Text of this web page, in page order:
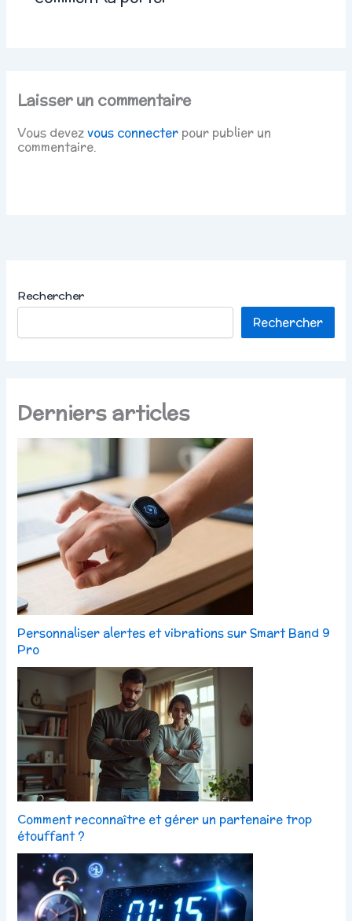
Laisser un commentaire
Vous devezvous connecter pour publier un
commentaire.
Rechercher
Rechercher
Derniers articles
Personnaliser alertes et vibrations sur Smart Band 9
Pro
Comment reconnaître et gérer un partenaire trop
étouffant ?